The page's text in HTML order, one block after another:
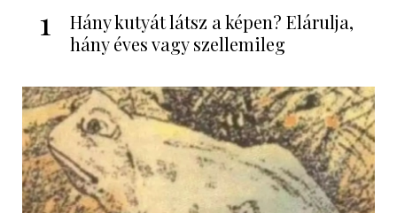
1
Hány kutyát látsz a képen? Elárulja,
hány éves vagy szellemileg